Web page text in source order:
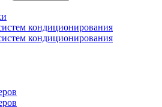
кондиционирования
кондиционирования